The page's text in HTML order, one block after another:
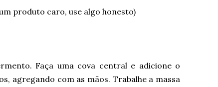
produto caro, use algo honesto)
Faça uma cova central e adicione o
agregando com as mãos. Trabalhe a massa